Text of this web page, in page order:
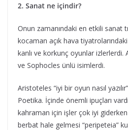
2. Sanat ne içindir?
Onun zamanındaki en etkili sanat
kocaman açık hava
kanlı ve korkunç oyunlar izlerlerdi.
ve Sophocles ünlü isimlerdi.
Aristoteles “iyi bir oyun nasıl
Poetika. İçinde önemli ipuçları
kahraman için işler çok iyi
berbat hale gelmesi “peripeteia”